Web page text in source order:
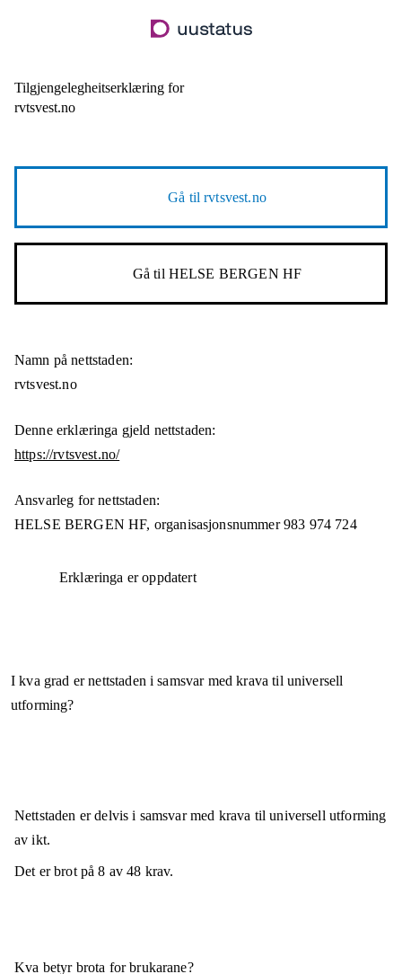
til
Tilgjengelegheitserklæring for
rvtsvest.no
Gå tilrvtsvest.no
Gå til HELSE BERGEN HF
Namn på nettstaden:
rvtsvest.no
Denne erklæringa gjeld nettstaden:
https://rvtsvest.no/
Ansvarleg for nettstaden:
HELSE BERGEN HF, organisasjonsnummer 983 974 724
Erklæringa er oppdatert
I kva grad er nettstaden i samsvar med krava til universell
utforming?
Nettstaden erdelvis i samsvarmed krava til universell utforming
av ikt.
Det er brot på8 av48 krav.
Kva betyr brota for brukarane?